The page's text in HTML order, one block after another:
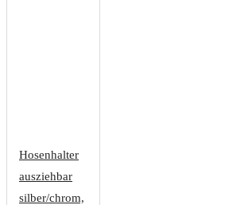
Hosenhalter
ausziehbar
silber/chrom,